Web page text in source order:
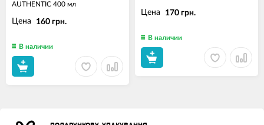
AUTHENTIC 400 мл
Цена 160 грн.
В наличии
Цена 170 грн.
В наличии